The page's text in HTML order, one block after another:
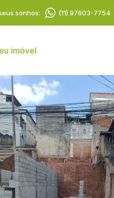
sonhos: (11) 97603-7754
imóvel